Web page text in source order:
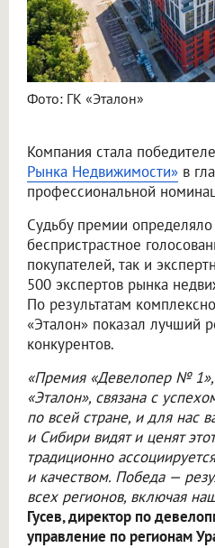
Фото: ГК «Эталон»
Компания стала
Рынка Недвижимости» в
профессиональной
Судьбу премии определяло
беспристрастное
покупателей, так и
500 экспертов рынка
По результатам
«Эталон» показал лучший
конкурентов.
«Премия «Девелопер №
«Эталон», связана с
по всей стране, и для нас
и Сибири видят и ценят
традиционно
и качеством. Победа —
всех регионов, включая
Гусев, директор по
управление по регионам